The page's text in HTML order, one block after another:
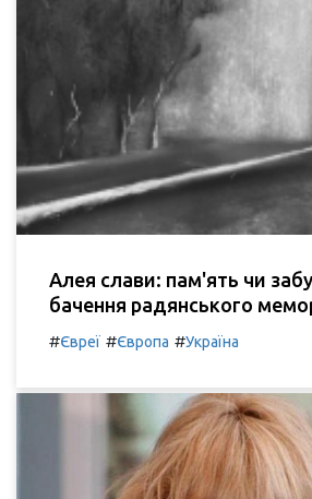
Алея слави: пам'ять чи
бачення радянського
#Євреї #Європа #Україна